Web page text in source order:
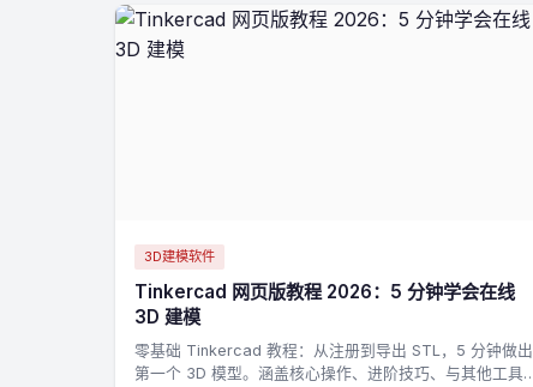
3D建模软件
Tinkercad 网页版教程 2026：5 分钟学会在线
3D 建模
零基础 Tinkercad 教程：从注册到导出 STL，5 分钟做出
第一个 3D 模型。涵盖核心操作、进阶技巧、与其他工具